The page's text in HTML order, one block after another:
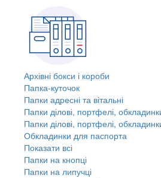
Архівні бокси і короби
Папка-куточок
Папки адресні та вітальні
Папки ділові, портфелі,
Папки ділові, портфелі,
Обкладинки для паспорта
Показати всі
Папки на кнопці
Папки на липучці